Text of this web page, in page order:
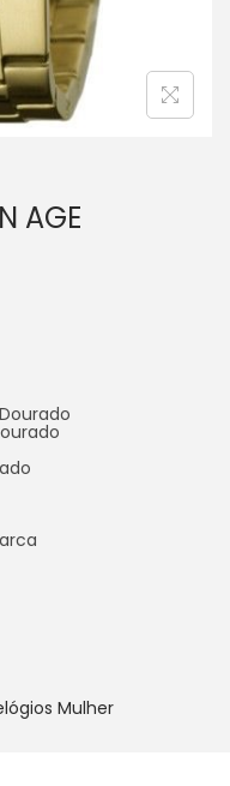
AGE
Mulher